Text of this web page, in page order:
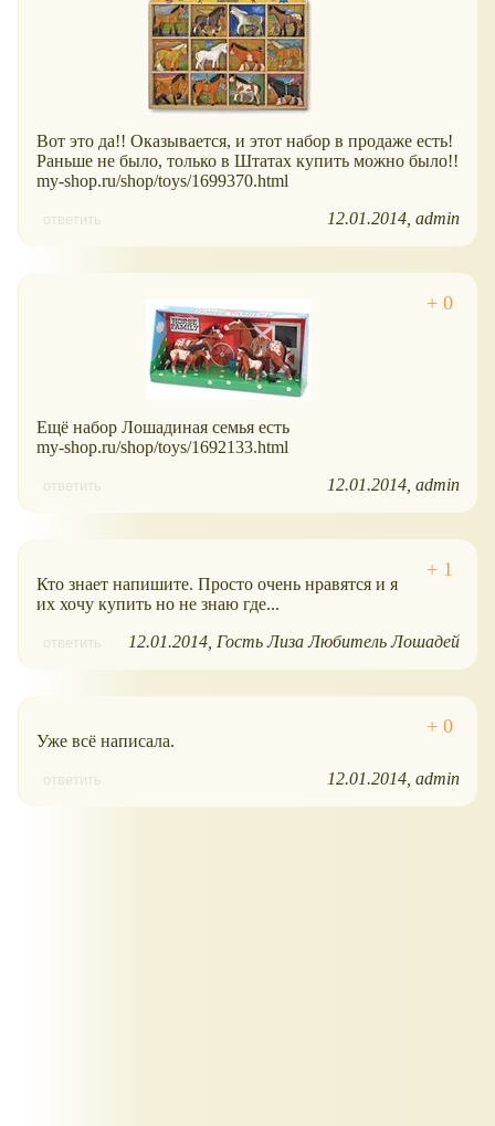
Вот это да!! Оказывается, и этот набор в продаже есть!
Раньше не было, только в Штатах купить можно было!!
my-shop.ru/shop/toys/1699370.html
ответить 12.01.2014 admin
Ещё набор Лошадиная семья есть
my-shop.ru/shop/toys/1692133.html
ответить 12.01.2014 admin
Кто знает напишите. Просто очень нравятся и я
их хочу купить но не знаю где...
ответить 12.01.2014 Гость Лиза Любитель Лошадей
Уже всё написала.
ответить 12.01.2014 admin